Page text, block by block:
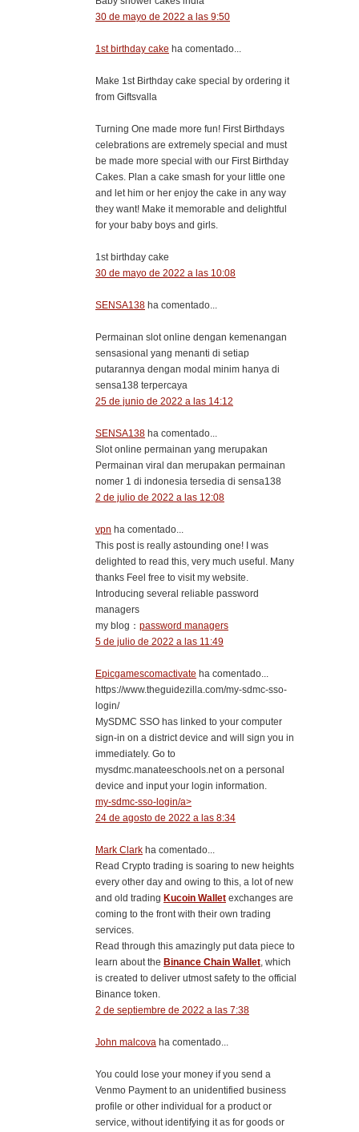
30 de mayo de 2022 a las 9:50
1st birthday cake ha comentado...
Make 1st Birthday cake special by ordering it
from Giftsvalla
Turning One made more fun! First Birthdays
celebrations are extremely special and must
be made more special with our First Birthday
Cakes. Plan a cake smash for your little one
and let him or her enjoy the cake in any way
they want! Make it memorable and delightful
for your baby boys and girls.
1st birthday cake
30 de mayo de 2022 a las 10:08
SENSA138 ha comentado...
Permainan slot online dengan kemenangan
sensasional yang menanti di setiap
putarannya dengan modal minim hanya di
sensa138 terpercaya
25 de junio de 2022 a las 14:12
SENSA138 ha comentado...
Slot online permainan yang merupakan
Permainan viral dan merupakan permainan
nomer 1 di indonesia tersedia di sensa138
2 de julio de 2022 a las 12:08
vpn ha comentado...
This post is really astounding one! I was
delighted to read this, very much useful. Many
thanks Feel free to visit my website.
Introducing several reliable password
managers
my blog： password managers
5 de julio de 2022 a las 11:49
Epicgamescomactivate ha comentado...
https://www.theguidezilla.com/my-sdmc-sso-
login/
MySDMC SSO has linked to your computer
sign-in on a district device and will sign you in
immediately. Go to
mysdmc.manateeschools.net on a personal
device and input your login information.
my-sdmc-sso-login/a>
24 de agosto de 2022 a las 8:34
Mark Clark ha comentado...
Read Crypto trading is soaring to new heights
every other day and owing to this, a lot of new
and old trading Kucoin Wallet exchanges are
coming to the front with their own trading
services.
Read through this amazingly put data piece to
learn about the Binance Chain Wallet , which
is created to deliver utmost safety to the official
Binance token.
2 de septiembre de 2022 a las 7:38
John malcova ha comentado...
You could lose your money if you send a
Venmo Payment to an unidentified business
profile or other individual for a product or
service, without identifying it as for goods or